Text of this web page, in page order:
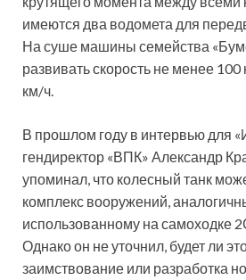
имеются два водомета для
На суше машины семейства
развивать скорость не менее
км/ч.
В прошлом году в интервью для
гендиректор «ВПК» Александр
упоминал, что колесный танк
комплекс вооружений,
использованному на самоходке
Однако он не уточнил, будет ли
заимствование или разработка